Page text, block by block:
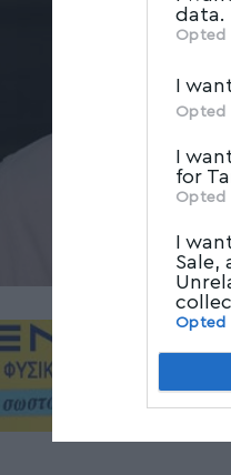
data.
Opted
I
Opted
I
for
Opted
I
Sale,
Opted